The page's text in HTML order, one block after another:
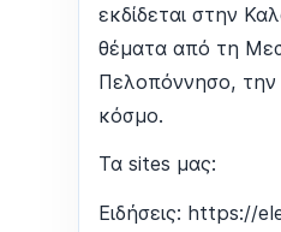
εκδίδεται στην
θέματα από τη
Πελοπόννησο, την
κόσμο.
Τα sites μας:
Ειδήσεις: https://